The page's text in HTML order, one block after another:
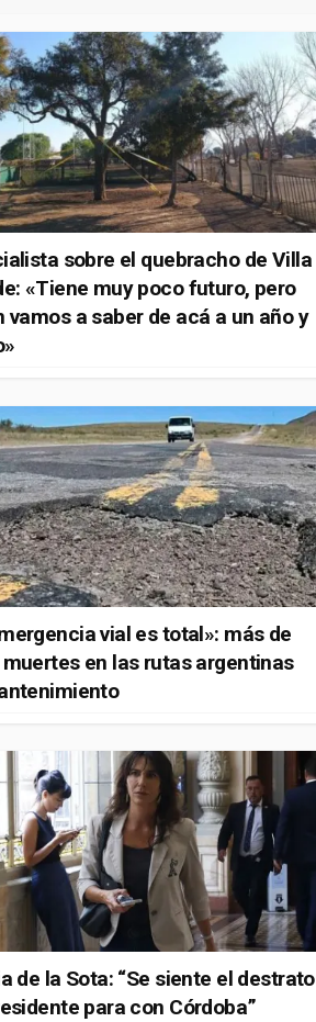
sobre el quebracho de Villa
«Tiene muy poco futuro, pero
vamos a saber de acá a un año y
vial es total»: más de
en las rutas argentinas
de la Sota: “Se siente el destrato
para con Córdoba”